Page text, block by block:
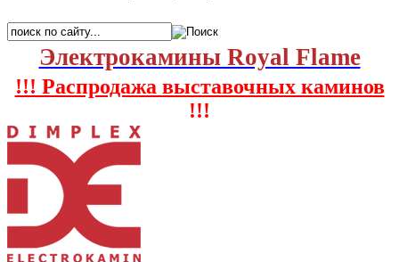
Электрокамины Royal Flame
!!! Распродажа выставочных каминов
!!!